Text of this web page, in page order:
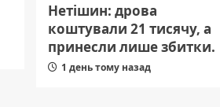
Нетішин: дрова
коштували 21 тисячу, а
принесли лише збитки.
1 день тому назад